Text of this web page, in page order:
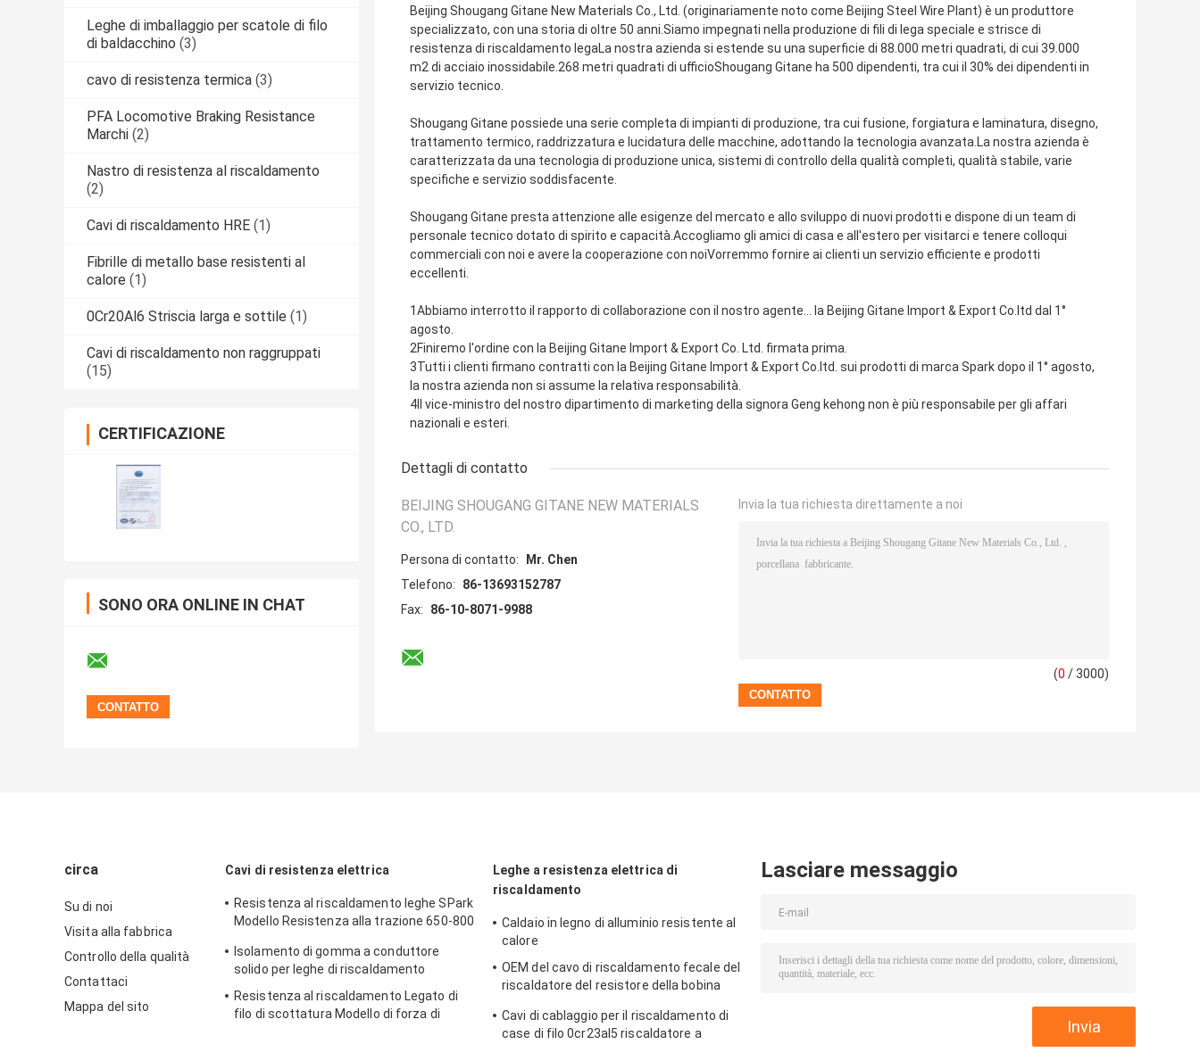
Leghe di imballaggio per scatole di filo
di baldacchino (3)
cavo di resistenza termica (3)
PFA Locomotive Braking Resistance
Marchi (2)
Nastro di resistenza al riscaldamento
(2)
Cavi di riscaldamento HRE (1)
Fibrille di metallo base resistenti al
calore (1)
0Cr20Al6 Striscia larga e sottile (1)
Cavi di riscaldamento non raggruppati
(15)
CERTIFICAZIONE
SONO ORA ONLINE IN CHAT
Beijing Shougang Gitane New Materials Co., Ltd. (originariamente noto come Beijing Steel Wire Plant) è un produttore
specializzato, con una storia di oltre 50 anni.Siamo impegnati nella produzione di fili di lega speciale e strisce di
resistenza di riscaldamento legaLa nostra azienda si estende su una superficie di 88.000 metri quadrati, di cui 39.000
m2 di acciaio inossidabile.268 metri quadrati di ufficioShougang Gitane ha 500 dipendenti, tra cui il 30% dei dipendenti in
servizio tecnico.
Shougang Gitane possiede una serie completa di impianti di produzione, tra cui fusione, forgiatura e laminatura, disegno,
trattamento termico, raddrizzatura e lucidatura delle macchine, adottando la tecnologia avanzata.La nostra azienda è
caratterizzata da una tecnologia di produzione unica, sistemi di controllo della qualità completi, qualità stabile, varie
specifiche e servizio soddisfacente.
Shougang Gitane presta attenzione alle esigenze del mercato e allo sviluppo di nuovi prodotti e dispone di un team di
personale tecnico dotato di spirito e capacità.Accogliamo gli amici di casa e all'estero per visitarci e tenere colloqui
commerciali con noi e avere la cooperazione con noiVorremmo fornire ai clienti un servizio efficiente e prodotti
eccellenti.
1Abbiamo interrotto il rapporto di collaborazione con il nostro agente... la Beijing Gitane Import & Export Co.ltd dal 1°
agosto.
2Finiremo l'ordine con la Beijing Gitane Import & Export Co. Ltd. firmata prima.
3Tutti i clienti firmano contratti con la Beijing Gitane Import & Export Co.ltd. sui prodotti di marca Spark dopo il 1° agosto,
la nostra azienda non si assume la relativa responsabilità.
4Il vice-ministro del nostro dipartimento di marketing della signora Geng kehong non è più responsabile per gli affari
nazionali e esteri.
Dettagli di contatto
BEIJING SHOUGANG GITANE NEW MATERIALS
CO., LTD.
Persona di contatto:
Mr. Chen
Telefono:
86-13693152787
Fax:
86-10-8071-9988
Invia la tua richiesta direttamente a noi
(0 / 3000)
circa
Su di noi
Visita alla fabbrica
Controllo della qualità
Contattaci
Mappa del sito
Cavi di resistenza elettrica
Resistenza al riscaldamento leghe SPark
Modello Resistenza alla trazione 650-800
Isolamento di gomma a conduttore
solido per leghe di riscaldamento
Resistenza al riscaldamento Legato di
filo di scottatura Modello di forza di
Leghe a resistenza elettrica di
riscaldamento
Caldaio in legno di alluminio resistente al
calore
OEM del cavo di riscaldamento fecale del
riscaldatore del resistore della bobina
Cavi di cablaggio per il riscaldamento di
case di filo 0cr23al5 riscaldatore a
Lasciare messaggio